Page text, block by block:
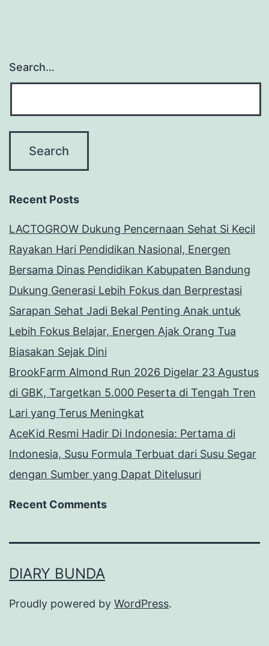
Search…
Recent Posts
LACTOGROW Dukung Pencernaan Sehat Si Kecil
Rayakan Hari Pendidikan Nasional, Energen
Bersama Dinas Pendidikan Kabupaten Bandung
Dukung Generasi Lebih Fokus dan Berprestasi
Sarapan Sehat Jadi Bekal Penting Anak untuk
Lebih Fokus Belajar, Energen Ajak Orang Tua
Biasakan Sejak Dini
BrookFarm Almond Run 2026 Digelar 23 Agustus
di GBK, Targetkan 5.000 Peserta di Tengah Tren
Lari yang Terus Meningkat
AceKid Resmi Hadir Di Indonesia: Pertama di
Indonesia, Susu Formula Terbuat dari Susu Segar
dengan Sumber yang Dapat Ditelusuri
Recent Comments
DIARY BUNDA
Proudly powered by WordPress.